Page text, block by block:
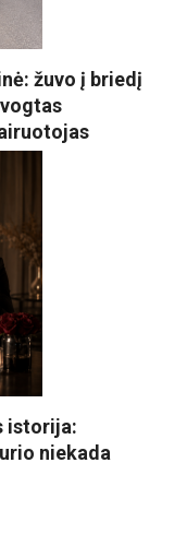
žuvo į briedį
istorija:
niekada